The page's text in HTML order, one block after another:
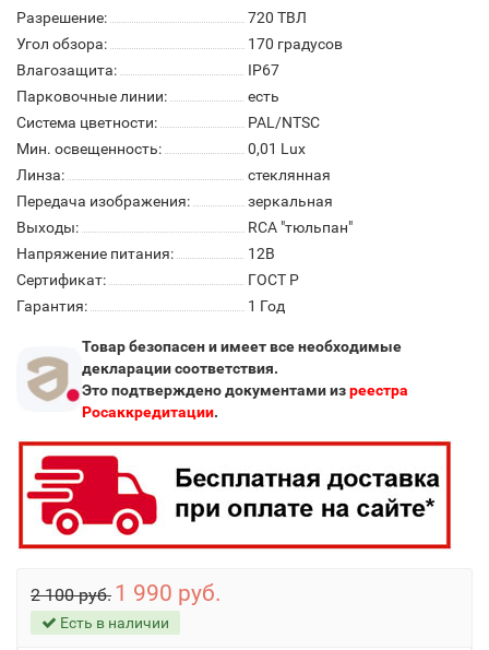
Разрешение:
720 ТВЛ
Угол обзора:
170 градусов
Влагозащита:
IP67
Парковочные линии:
есть
Система цветности:
PAL/NTSC
Мин. освещенность:
0,01 Lux
Линза:
стеклянная
Передача изображения:
зеркальная
Выходы:
RCA "тюльпан"
Напряжение питания:
12В
Сертификат:
ГОСТ Р
Гарантия:
1 Год
Товар безопасен и имеет все необходимые
декларации соответствия.
Это подтверждено документами изреестра
Росаккредитации.
2 100 руб. 1 990 руб.
Есть в наличии